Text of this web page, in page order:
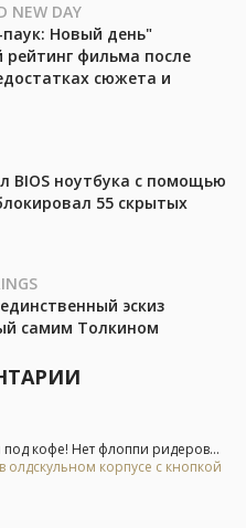
NEW DAY
Новый день"
фильма после
сюжета и
BIOS ноутбука с помощью
55 скрытых
эскиз
самим Толкином
кофе! Нет флоппи ридеров...
корпусе с кнопкой